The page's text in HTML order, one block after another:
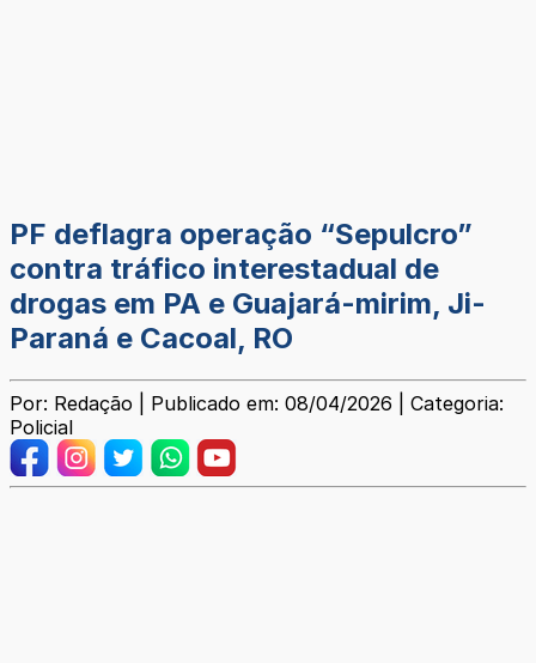
PF deflagra operação “Sepulcro”
contra tráfico interestadual de
drogas em PA e Guajará-mirim, Ji-
Paraná e Cacoal, RO
Por: Redação | Publicado em: 08/04/2026 | Categoria:
Policial